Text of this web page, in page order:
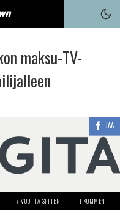
maksu-TV-
JAA
7 VUOTTA SITTEN 1 KOMMENTTI